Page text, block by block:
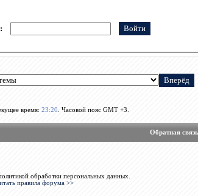
время: 23:20 . Часовой пояс GMT +3.
Обратная связь
обработки персональных данных.
правила форума >>